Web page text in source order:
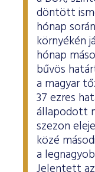
döntött
hónap
környékén
hónap
bűvös
a magyar
37 ezres
állapodott
szezon
közé
a